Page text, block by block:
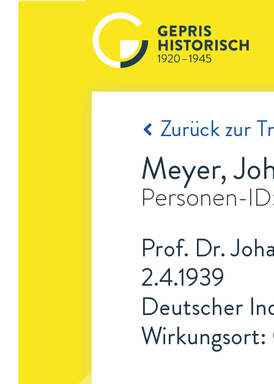
Zurück zur
Meyer,
Personen-
Prof. Dr.
2.4.1939
Deutscher